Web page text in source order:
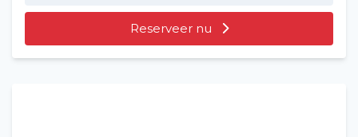
Reserveer nu